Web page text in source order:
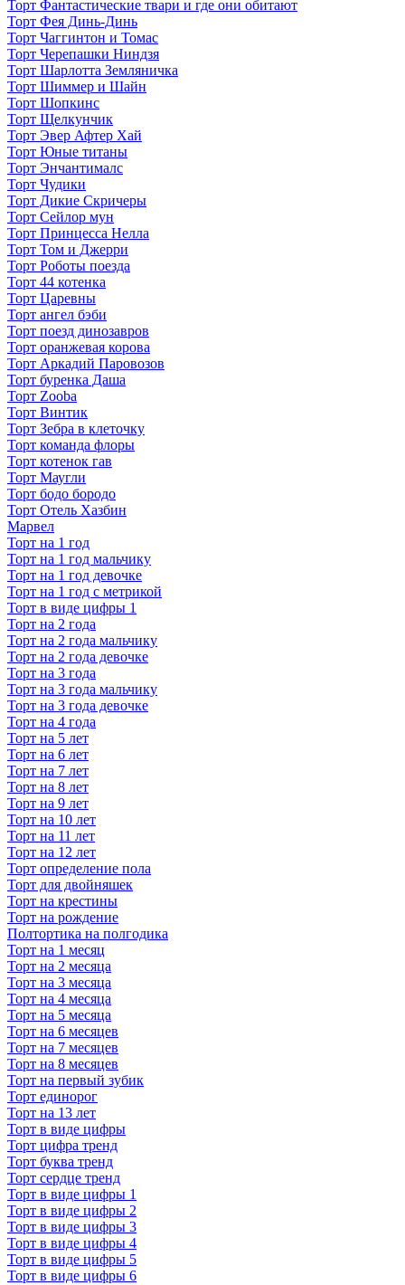
Торт Фантастические твари и где они обитают
Торт Фея Динь-Динь
Торт Чаггинтон и Томас
Торт Черепашки Ниндзя
Торт Шарлотта Земляничка
Торт Шиммер и Шайн
Торт Шопкинс
Торт Щелкунчик
Торт Эвер Афтер Хай
Торт Юные титаны
Торт Энчантималс
Торт Чудики
Торт Дикие Скричеры
Торт Сейлор мун
Торт Принцесса Нелла
Торт Том и Джерри
Торт Роботы поезда
Торт 44 котенка
Торт Царевны
Торт ангел бэби
Торт поезд динозавров
Торт оранжевая корова
Торт Аркадий Паровозов
Торт буренка Даша
Торт Zooba
Торт Винтик
Торт Зебра в клеточку
Торт команда флоры
Торт котенок гав
Торт Маугли
Торт бодо бородо
Торт Отель Хазбин
Марвел
Торт на 1 год
Торт на 1 год мальчику
Торт на 1 год девочке
Торт на 1 год с метрикой
Торт в виде цифры 1
Торт на 2 года
Торт на 2 года мальчику
Торт на 2 года девочке
Торт на 3 года
Торт на 3 года мальчику
Торт на 3 года девочке
Торт на 4 года
Торт на 5 лет
Торт на 6 лет
Торт на 7 лет
Торт на 8 лет
Торт на 9 лет
Торт на 10 лет
Торт на 11 лет
Торт на 12 лет
Торт определение пола
Торт для двойняшек
Торт на крестины
Торт на рождение
Полтортика на полгодика
Торт на 1 месяц
Торт на 2 месяца
Торт на 3 месяца
Торт на 4 месяца
Торт на 5 месяца
Торт на 6 месяцев
Торт на 7 месяцев
Торт на 8 месяцев
Торт на первый зубик
Торт единорог
Торт на 13 лет
Торт в виде цифры
Торт цифра тренд
Торт буква тренд
Торт сердце тренд
Торт в виде цифры 1
Торт в виде цифры 2
Торт в виде цифры 3
Торт в виде цифры 4
Торт в виде цифры 5
Торт в виде цифры 6